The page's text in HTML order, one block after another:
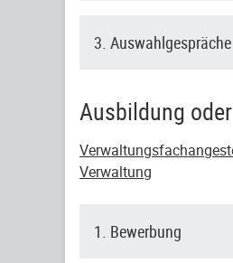
3. Auswahlgespräche
Ausbildung
Verwaltung
1. Bewerbung